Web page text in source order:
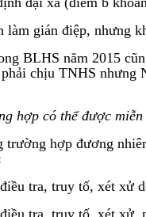
làm gián điệp, nhưng
BLHS năm 2015
chịu TNHS nhưng
hợp có thể được miễn
trường hợp đương
tra, truy tố, xét xử
tra, truy tố, xét xử,